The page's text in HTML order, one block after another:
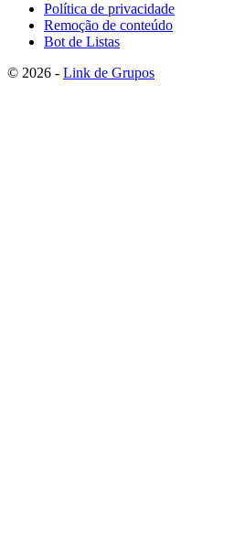
Política de privacidade
Remoção de conteúdo
Bot de Listas
© 2026 - Link de Grupos